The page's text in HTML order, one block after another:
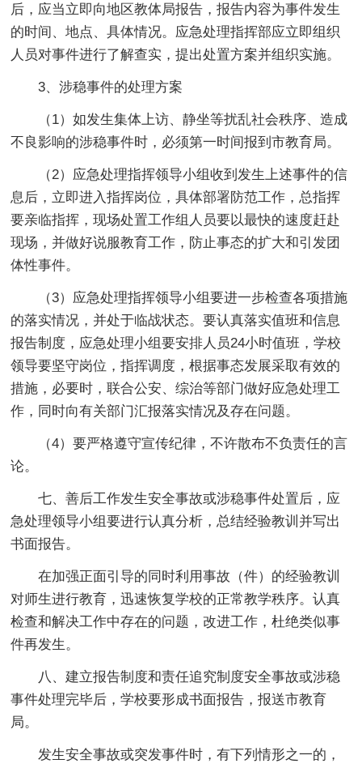
后，应当立即向地区教体局报告，报告内容为事件发生
的时间、地点、具体情况。应急处理指挥部应立即组织
人员对事件进行了解查实，提出处置方案并组织实施。
3、涉稳事件的处理方案
（1）如发生集体上访、静坐等扰乱社会秩序、造成
不良影响的涉稳事件时，必须第一时间报到市教育局。
（2）应急处理指挥领导小组收到发生上述事件的信
息后，立即进入指挥岗位，具体部署防范工作，总指挥
要亲临指挥，现场处置工作组人员要以最快的速度赶赴
现场，并做好说服教育工作，防止事态的扩大和引发团
体性事件。
（3）应急处理指挥领导小组要进一步检查各项措施
的落实情况，并处于临战状态。要认真落实值班和信息
报告制度，应急处理小组要安排人员24小时值班，学校
领导要坚守岗位，指挥调度，根据事态发展采取有效的
措施，必要时，联合公安、综治等部门做好应急处理工
作，同时向有关部门汇报落实情况及存在问题。
（4）要严格遵守宣传纪律，不许散布不负责任的言
论。
七、善后工作发生安全事故或涉稳事件处置后，应
急处理领导小组要进行认真分析，总结经验教训并写出
书面报告。
在加强正面引导的同时利用事故（件）的经验教训
对师生进行教育，迅速恢复学校的正常教学秩序。认真
检查和解决工作中存在的问题，改进工作，杜绝类似事
件再发生。
八、建立报告制度和责任追究制度安全事故或涉稳
事件处理完毕后，学校要形成书面报告，报送市教育
局。
发生安全事故或突发事件时，有下列情形之一的，